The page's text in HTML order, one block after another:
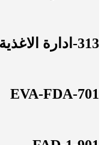
313-ادارة الاغذية والعقاقير
701-EVA-FDA